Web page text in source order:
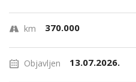
km 370.000
Objavljen 13.07.2026.